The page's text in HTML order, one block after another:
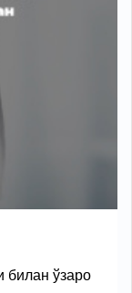
билан ўзаро